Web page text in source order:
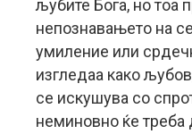
љубите Бога, но тоа
непознавањето на
умиление или
изгледаа како
се искушува со
неминовно ќе треба